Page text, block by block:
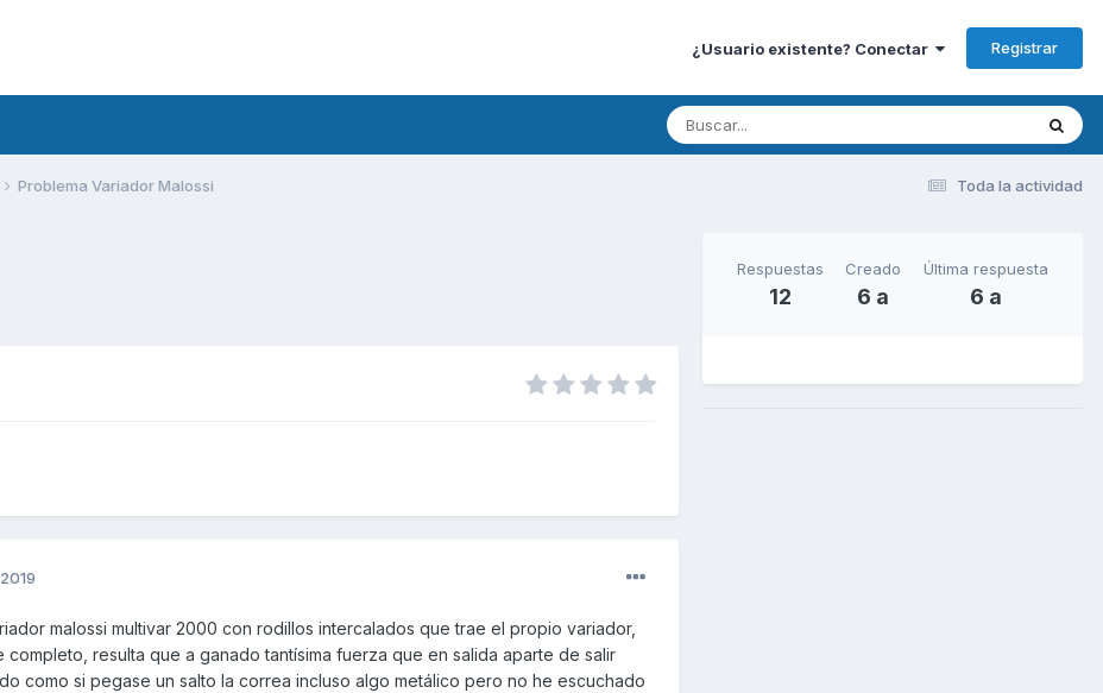
¿Usuario existente? Conectar Registrar
Toda la actividad
Problema Variador Malossi
malossi multivar 2000 con rodillos intercalados que trae el propio variador,
resulta que a ganado tantísima fuerza que en salida aparte de salir
como si pegase un salto la correa incluso algo metálico pero no he escuchado
Respuestas
12
Creado
6 a
Última respuesta
6 a